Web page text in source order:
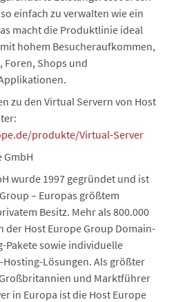
einfach zu verwalten wie ein
macht die Produktlinie ideal
hohem Besucheraufkommen,
Shops und
zu den Virtual Servern von Host
produkte/Virtual-Server
GmbH
wurde 1997 gegründet und ist
– Europas größtem
Besitz. Mehr als 800.000
der Host Europe Group Domain-
Pakete sowie individuelle
Lösungen. Als größter
und Marktführer
in Europa ist die Host Europe